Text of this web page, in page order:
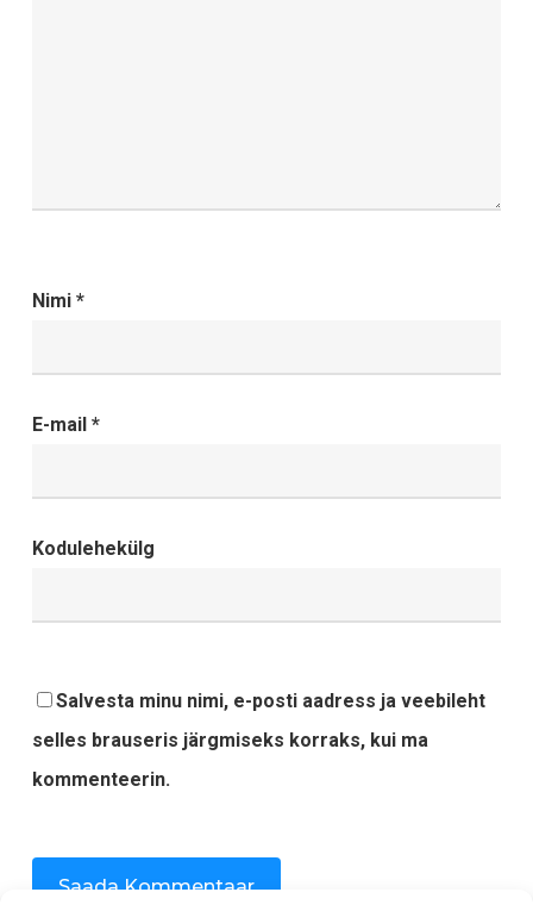
Nimi *
E-mail *
Kodulehekülg
Salvesta minu nimi, e-posti aadress ja veebileht
selles brauseris järgmiseks korraks, kui ma
kommenteerin.